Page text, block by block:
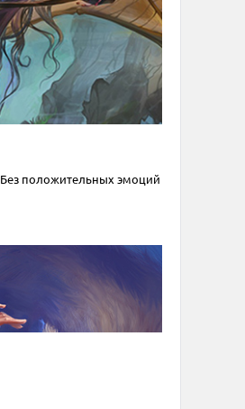
положительных эмоций